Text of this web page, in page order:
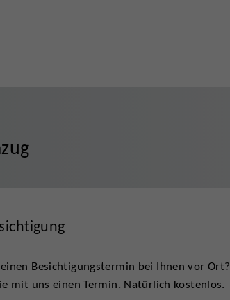
Besichtigungstermin bei Ihnen vor Ort?
mit uns einen Termin. Natürlich kostenlos.